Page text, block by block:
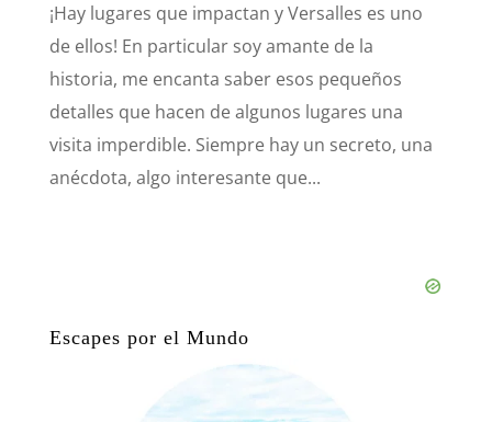
¡Hay lugares que impactan y Versalles es uno
de ellos! En particular soy amante de la
historia, me encanta saber esos pequeños
detalles que hacen de algunos lugares una
visita imperdible. Siempre hay un secreto, una
anécdota, algo interesante que...
Escapes por el Mundo